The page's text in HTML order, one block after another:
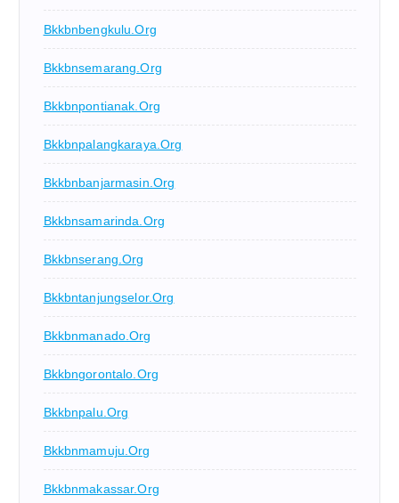
Bkkbnbengkulu.org
Bkkbnsemarang.org
Bkkbnpontianak.org
Bkkbnpalangkaraya.org
Bkkbnbanjarmasin.org
Bkkbnsamarinda.org
Bkkbnserang.org
Bkkbntanjungselor.org
Bkkbnmanado.org
Bkkbngorontalo.org
Bkkbnpalu.org
Bkkbnmamuju.org
Bkkbnmakassar.org